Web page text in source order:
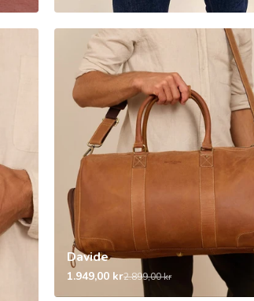
Davide
1.949,00 kr2.899,00 kr